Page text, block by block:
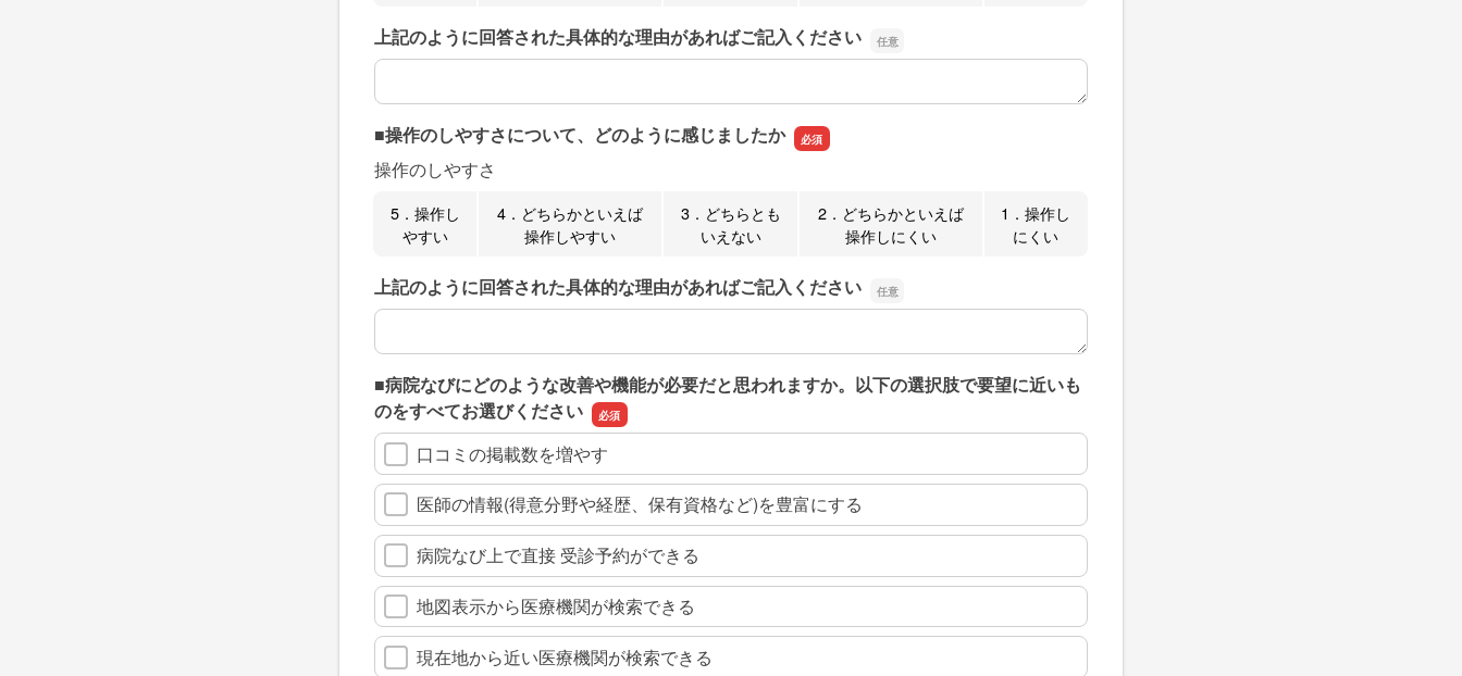
上記のように回答された具体的な理由があればご記入ください
上記のように回答された具体的な理由があればご記入ください
■操作のしやすさについて、どのように感じましたか
操作のしやすさ
5．操作し
やすい
4．どちらかといえば
操作しやすい
3．どちらとも
いえない
2．どちらかといえば
操作しにくい
1．操作し
にくい
上記のように回答された具体的な理由があればご記入ください
上記のように回答された具体的な理由があればご記入ください
■病院なびにどのような改善や機能が必要だと思われますか。以下の選択肢で要望に近いも
のをすべてお選びください
口コミの掲載数を増やす
医師の情報(得意分野や経歴、保有資格など)を豊富にする
病院なび上で直接 受診予約ができる
地図表示から医療機関が検索できる
現在地から近い医療機関が検索できる